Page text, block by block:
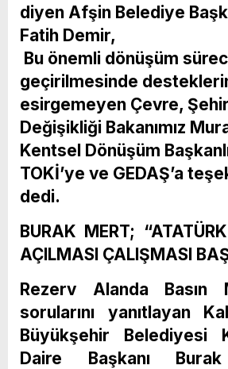
diyen Afşin Belediye
Fatih Demir,
Bu önemli dönüşüm
geçirilmesinde
esirgemeyen Çevre,
Değişikliği Bakanımız
Kentsel Dönüşüm
TOKİ’ye ve GEDAŞ’a
dedi.
BURAK MERT;
AÇILMASI ÇALIŞMASI
Rezerv Alanda Basın
sorularını yanıtlayan
Büyükşehir Belediyesi
Daire Başkanı